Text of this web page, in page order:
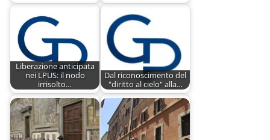
Liberazione anticipata
nei LPUS: il nodo
irrisolto…
Dal riconoscimento del
"diritto al cielo" alla…